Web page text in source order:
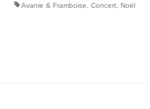
Avanie & Framboise Concert, Noël